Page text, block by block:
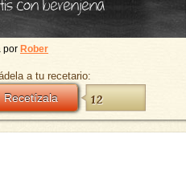
por Rober
a tu recetario:
Recetízala 12